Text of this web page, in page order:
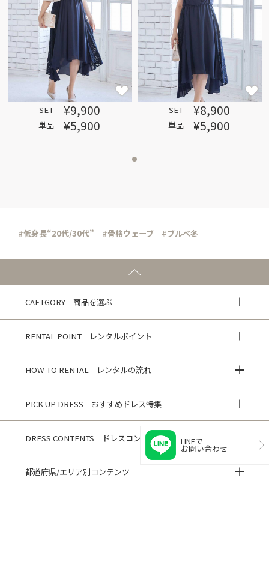
SET ¥9,900
単品 ¥5,900
SET ¥8,900
単品 ¥5,900
#低身長“20代/30代” #骨格ウェーブ #ブルべ冬
CAETGORY 商品を選ぶ
RENTAL POINT レンタルポイント
HOW TO RENTAL レンタルの流れ
PICK UP DRESS おすすめドレス特集
DRESS CONTENTS ドレスコンテンツ
都道府県/エリア別コンテンツ
LINEで
お問い合わせ